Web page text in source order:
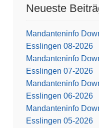
Neueste
Mandanteninfo
Esslingen 08-2026
Mandanteninfo
Esslingen 07-2026
Mandanteninfo
Esslingen 06-2026
Mandanteninfo
Esslingen 05-2026